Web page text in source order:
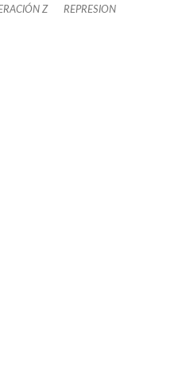
Z REPRESION